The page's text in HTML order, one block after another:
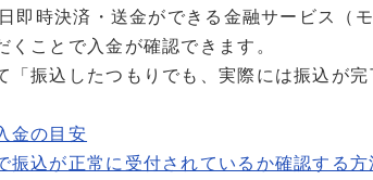
時決済・送金ができる金融サービス（
ことで入金が確認できます。
振込したつもりでも、実際には振込が完
金の目安
込が正常に受付されているか確認する方